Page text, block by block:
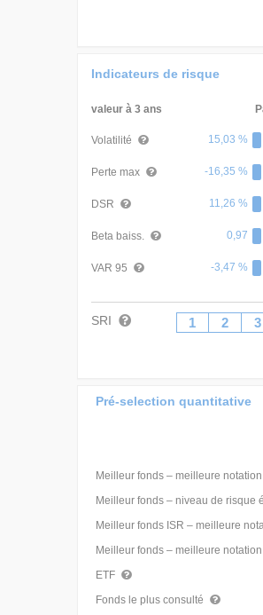
Indicateurs de risque
valeur à 3 ans
Volatilité 15,03 %
Perte max -16,35 %
DSR 11,26 %
Beta baiss. 0,97
VAR 95 -3,47 %
SRI 1 2 3
Pré-selection quantitative
Meilleur fonds – meilleure notation
Meilleur fonds – niveau de risque
Meilleur fonds ISR – meilleure
Meilleur fonds – meilleure
ETF
Fonds le plus consulté